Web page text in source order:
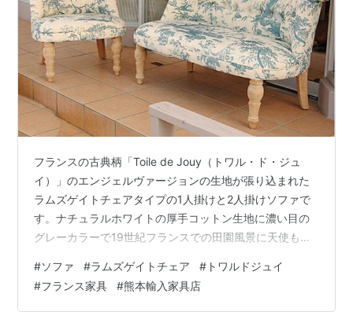
フランスの古典柄「Toile de Jouy（トワル・ド・ジュ
イ）」のエンジェルヴァージョンの生地が張り込まれた
ラムズゲイトチェアタイプの1人掛けと2人掛けソファで
す。ナチュラルホワイトの厚手コットン生地に濃い目の
グレーカラーで19世紀フランスでの田園風景に天使もプ
フレンチらしさを味わえます。 ラムズゲイトチェアとラ
ムズゲイトラブチェア 【ラムズゲイトチェア】張り素材
生地：コットン脚部：天然木サイズ：W69 D67 SH40
#ソファ #ラムズゲイトチェア # トワルドジュイ
#フランス家具 #熊本輸入家具店